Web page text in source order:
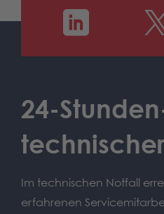
24-
Im technischen Notfall
erfahrenen